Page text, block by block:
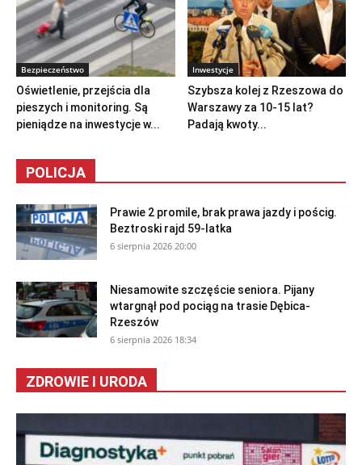
Bezpieczeństwo
Oświetlenie, przejścia dla
pieszych i monitoring. Są
pieniądze na inwestycje w...
Inwestycje
Szybsza kolej z Rzeszowa do
Warszawy za 10-15 lat?
Padają kwoty...
POLICJA
Prawie 2 promile, brak prawa jazdy i pościg.
Beztroski rajd 59-latka
6 sierpnia 2026 20:00
Niesamowite szczęście seniora. Pijany
wtargnął pod pociąg na trasie Dębica-
Rzeszów
6 sierpnia 2026 18:34
ZDROWIE I URODA